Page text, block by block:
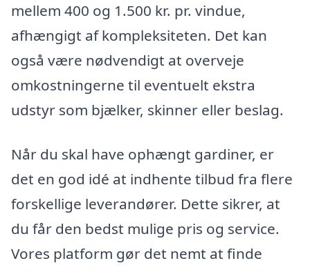
mellem 400 og 1.500 kr. pr. vindue,
afhængigt af kompleksiteten. Det kan
også være nødvendigt at overveje
omkostningerne til eventuelt ekstra
udstyr som bjælker, skinner eller beslag.
Når du skal have ophængt gardiner, er
det en god idé at indhente tilbud fra flere
forskellige leverandører. Dette sikrer, at
du får den bedst mulige pris og service.
Vores platform gør det nemt at finde